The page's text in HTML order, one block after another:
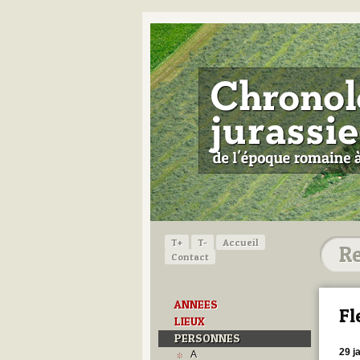
T+ T-
Accueil
Contact
ANNEES
LIEUX
PERSONNES
A 29